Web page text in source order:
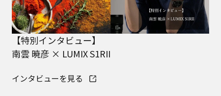
【特別インタビュー】
南雲 暁彦 × LUMIX S1RII
インタビューを見る